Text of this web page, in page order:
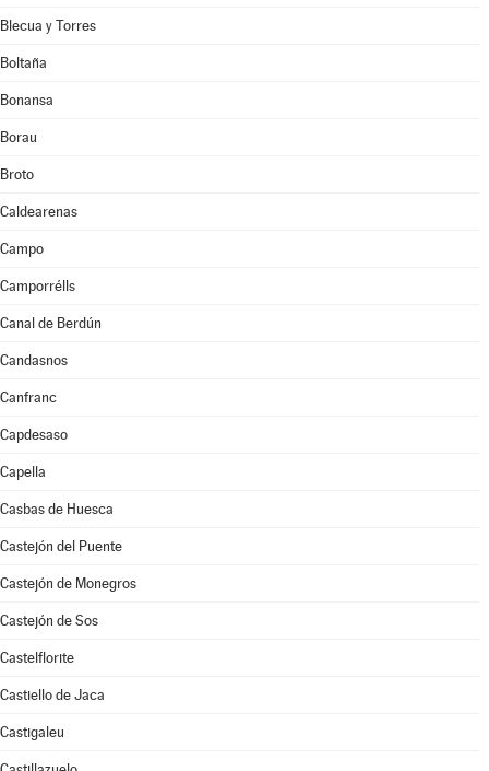
Blecua y Torres
Boltaña
Bonansa
Borau
Broto
Caldearenas
Campo
Camporrélls
Canal de Berdún
Candasnos
Canfranc
Capdesaso
Capella
Casbas de Huesca
Castejón del Puente
Castejón de Monegros
Castejón de Sos
Castelflorite
Castiello de Jaca
Castigaleu